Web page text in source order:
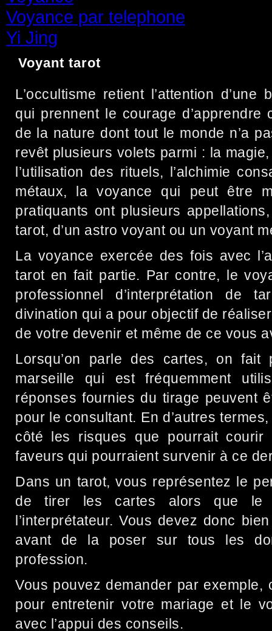
Voyance par telephone
Yi Jing
Voyant tarot
L’occultisme retient l’attention
qui prennent le courage d’apprendre
de la nature dont tout le monde n’a
revêt plusieurs volets parmi : la
l’utilisation des rituels, l’alchimie
métaux, la voyance qui peut être
pratiquants ont plusieurs
tarot, d’un astro voyant ou un voyant
La voyance exercée des fois avec
tarot en fait partie. Par contre, le
professionnel d’interprétation de
divination qui a pour objectif de
de votre devenir et même de ce vous
Lorsqu’on parle des cartes, on
marseille qui est fréquemment
réponses fournies du tirage peuvent
pour le consultant. En d’autres
côté les risques que pourrait courir
faveurs qui pourraient survenir à ce
Dans un tarot, vous représentez le
de tirer les cartes alors que le
l’interprétateur. Vous devez donc
avant de la poser sur tous les
profession.
Vous pouvez demander par exemple,
pour entretenir votre mariage et le
avec l’appui des conseils.